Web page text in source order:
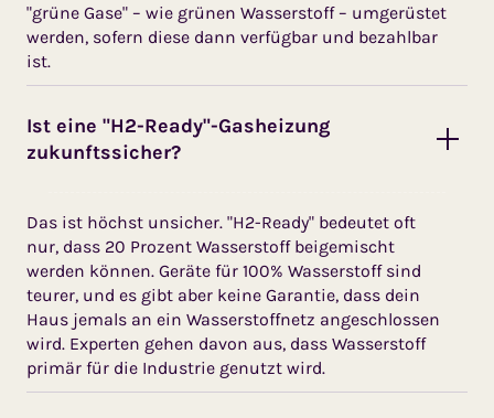
"grüne Gase" – wie grünen Wasserstoff – umgerüstet
werden, sofern diese dann verfügbar und bezahlbar
ist.
Ist eine "H2-Ready"-Gasheizung
zukunftssicher?
Das ist höchst unsicher. "H2-Ready" bedeutet oft
nur, dass 20 Prozent Wasserstoff beigemischt
werden können. Geräte für 100% Wasserstoff sind
teurer, und es gibt aber keine Garantie, dass dein
Haus jemals an ein Wasserstoff­netz angeschlossen
wird. Experten gehen davon aus, dass Wasser­stoff
primär für die Industrie genutzt wird.